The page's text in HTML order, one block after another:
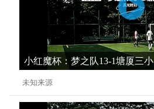
小红魔杯：梦之队13-1塘厦三小
未知来源